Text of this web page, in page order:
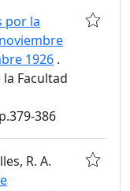
por la
1926 .
la Facultad
386
R. A.